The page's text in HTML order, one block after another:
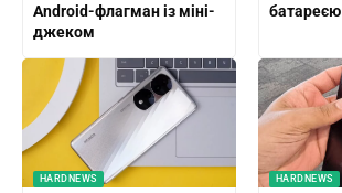
Android-флагман із міні-
джеком
HARDNEWS HARDNEWS